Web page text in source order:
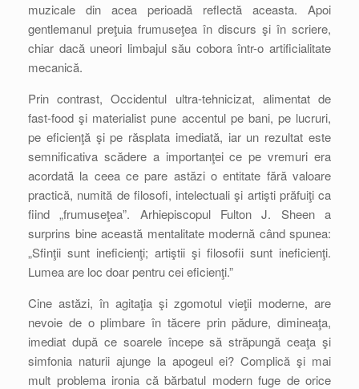
muzicale din acea perioadă reflectă aceasta. Apoi
gentlemanul preţuia frumuseţea în discurs şi în scriere,
chiar dacă uneori limbajul său cobora într-o artificialitate
mecanică.
Prin contrast, Occidentul ultra-tehnicizat, alimentat de
fast-food şi materialist pune accentul pe bani, pe lucruri,
pe eficienţă şi pe răsplata imediată, iar un rezultat este
semnificativa scădere a importanţei ce pe vremuri era
acordată la ceea ce pare astăzi o entitate fără valoare
practică, numită de filosofi, intelectuali şi artişti prăfuiţi ca
fiind „frumuseţea”. Arhiepiscopul Fulton J. Sheen a
surprins bine această mentalitate modernă când spunea:
„Sfinţii sunt ineficienţi; artiştii şi filosofii sunt ineficienţi.
Lumea are loc doar pentru cei eficienţi.”
Cine astăzi, în agitaţia şi zgomotul vieţii moderne, are
nevoie de o plimbare în tăcere prin pădure, dimineaţa,
imediat după ce soarele începe să străpungă ceaţa şi
simfonia naturii ajunge la apogeul ei? Complică şi mai
mult problema ironia că bărbatul modern fuge de orice